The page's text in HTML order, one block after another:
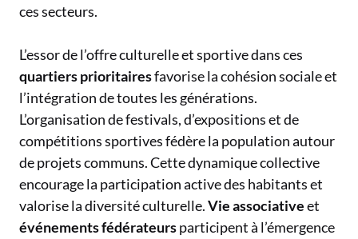
ces secteurs.
L’essor de l’offre culturelle et sportive dans ces
quartiers prioritairesfavorise la cohésion sociale et
l’intégration de toutes les générations.
L’organisation de festivals, d’expositions et de
compétitions sportives fédère la population autour
de projets communs. Cette dynamique collective
encourage la participation active des habitants et
valorise la diversité culturelle.Vie associativeet
événements fédérateursparticipent à l’émergence